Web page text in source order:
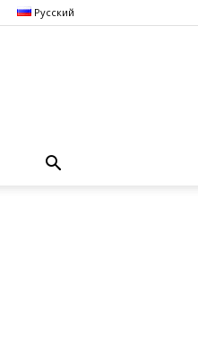
Русский